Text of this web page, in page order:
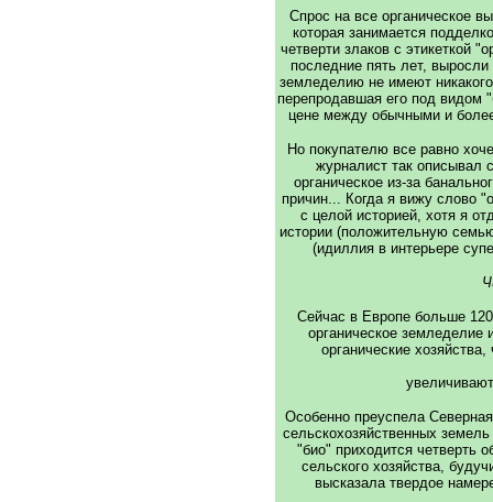
Спрос на все органическое
которая занимается
четверти злаков с этикеткой
последние пять лет,
земледелию не имеют
перепродавшая его под видом
цене между обычными и
Но покупателю все равно
журналист так описывал
органическое из-за
причин... Когда я вижу слово
с целой историей, хотя я
истории (положительную
(идиллия в интерьере
Сейчас в Европе больше
органическое
органические
Особенно преуспела
сельскохозяйственных
"био" приходится четверть
сельского хозяйства,
высказала твердое